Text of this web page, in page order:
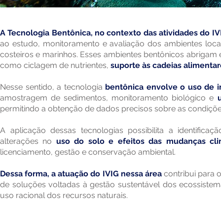
A Tecnologia Bentônica, no contexto das atividades do
ao estudo, monitoramento e avaliação dos ambientes
costeiros e marinhos. Esses ambientes bentônicos
como ciclagem de nutrientes, suporte às cadeias
Nesse sentido, a tecnologia bentônica envolve o uso de
amostragem de sedimentos, monitoramento biológico e
permitindo a obtenção de dados precisos sobre as
A aplicação dessas tecnologias possibilita a
alterações no uso do solo e efeitos das mudanças
licenciamento, gestão e conservação ambiental.
Dessa forma, a atuação do IVIG nessa áreacontribui para
de soluções voltadas à gestão sustentável dos
uso racional dos recursos naturais.